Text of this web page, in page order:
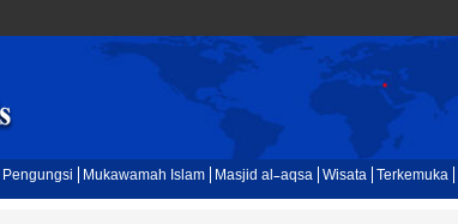
Pengungsi Mukawamah Islam Masjid al-aqsa Wisata Terkemuka